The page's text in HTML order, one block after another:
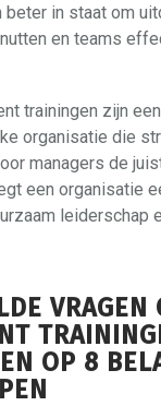
beter in staat om
en teams
trainingen zijn
organisatie die
managers de
een organisatie
leiderschap
VRAGEN
OP 8